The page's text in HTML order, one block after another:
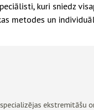
kuri sniedz
metodes un
ekstremitāšu